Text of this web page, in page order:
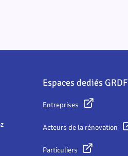
Espaces dediés GRDF
Entreprises
Acteurs de la rénovation
Particuliers